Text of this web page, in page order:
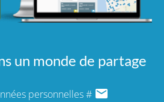
un monde de partage
personnelles#